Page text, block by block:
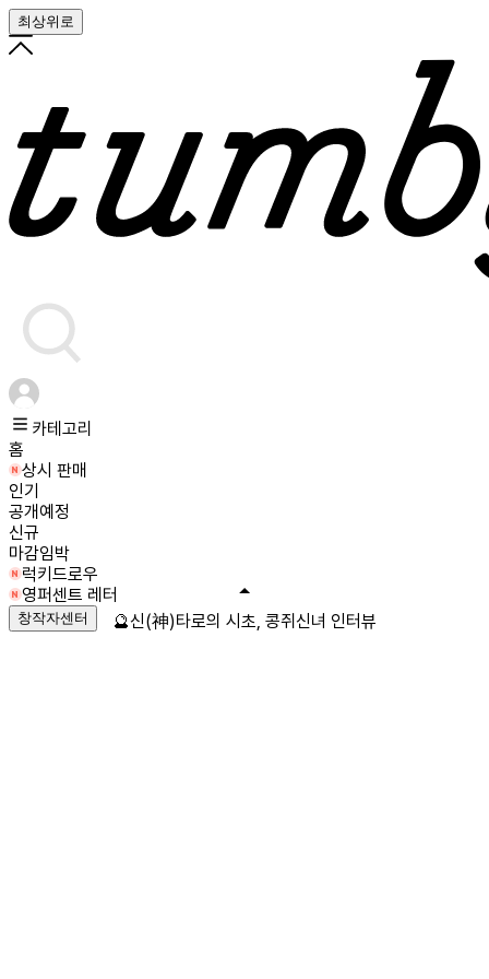
최상위로
카테고리
홈
상시 판매
인기
공개예정
신규
마감임박
럭키드로우
영퍼센트 레터
창작자센터 🔮신(神)타로의 시초, 콩쥐신녀 인터뷰